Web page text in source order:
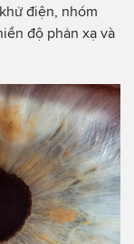
điện, nhóm
độ phản xạ và